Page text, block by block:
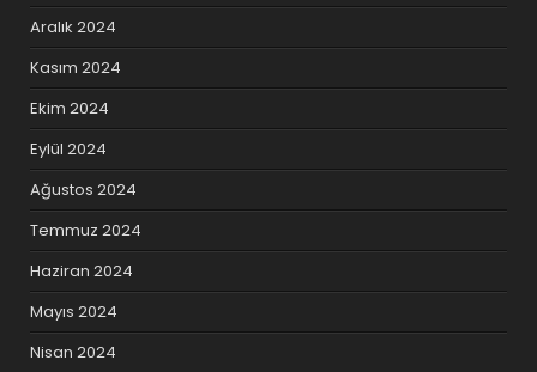
Aralık 2024
Kasım 2024
Ekim 2024
Eylül 2024
Ağustos 2024
Temmuz 2024
Haziran 2024
Mayıs 2024
Nisan 2024